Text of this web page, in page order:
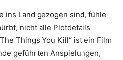
ins Land gezogen sind, fühle
nicht alle Plotdetails
Things You Kill“ ist ein Film
geführten Anspielungen,